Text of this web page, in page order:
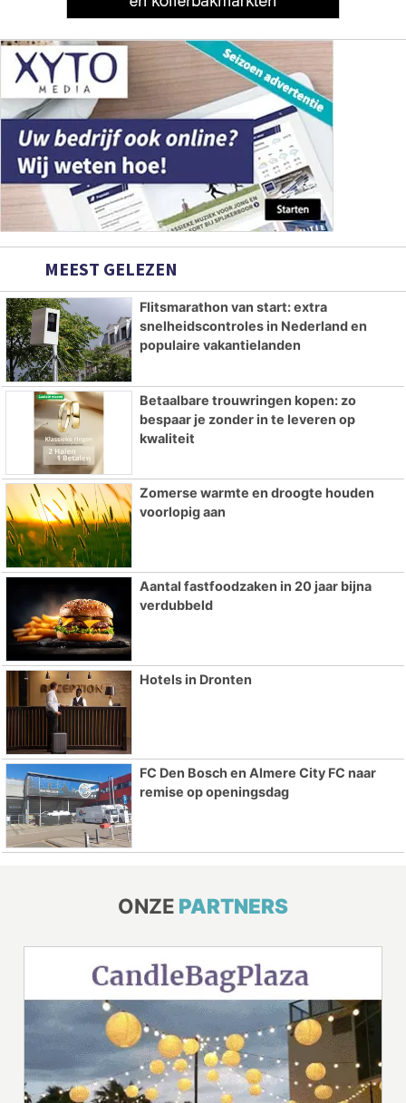
MEEST GELEZEN
Flitsmarathon van start: extra
snelheidscontroles in Nederland en
populaire vakantielanden
Betaalbare trouwringen kopen: zo
bespaar je zonder in te leveren op
kwaliteit
Zomerse warmte en droogte houden
voorlopig aan
Aantal fastfoodzaken in 20 jaar bijna
verdubbeld
Hotels in Dronten
FC Den Bosch en Almere City FC naar
remise op openingsdag
ONZE PARTNERS